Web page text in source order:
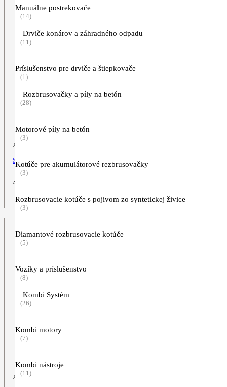
Akumulátorové nožnice na vysoký živý plot
STIHL HLA 66
459,00
ZOBRAZIŤ VIAC
Akumulátorové nožnice na vysoký živý plot
Manuálne postrekovače
(14)
Drviče konárov a záhradného odpadu
(11)
Príslušenstvo pre drviče a štiepkovače
(1)
Rozbrusovačky a píly na betón
(28)
Motorové píly na betón
(3)
Kotúče pre akumulátorové rezbrusovačky
(3)
Rozbrusovacie kotúče s pojivom zo syntetickej živice
(3)
Diamantové rozbrusovacie kotúče
(5)
Vozíky a príslušenstvo
(8)
Kombi Systém
(26)
Kombi motory
(7)
Kombi nástroje
(11)